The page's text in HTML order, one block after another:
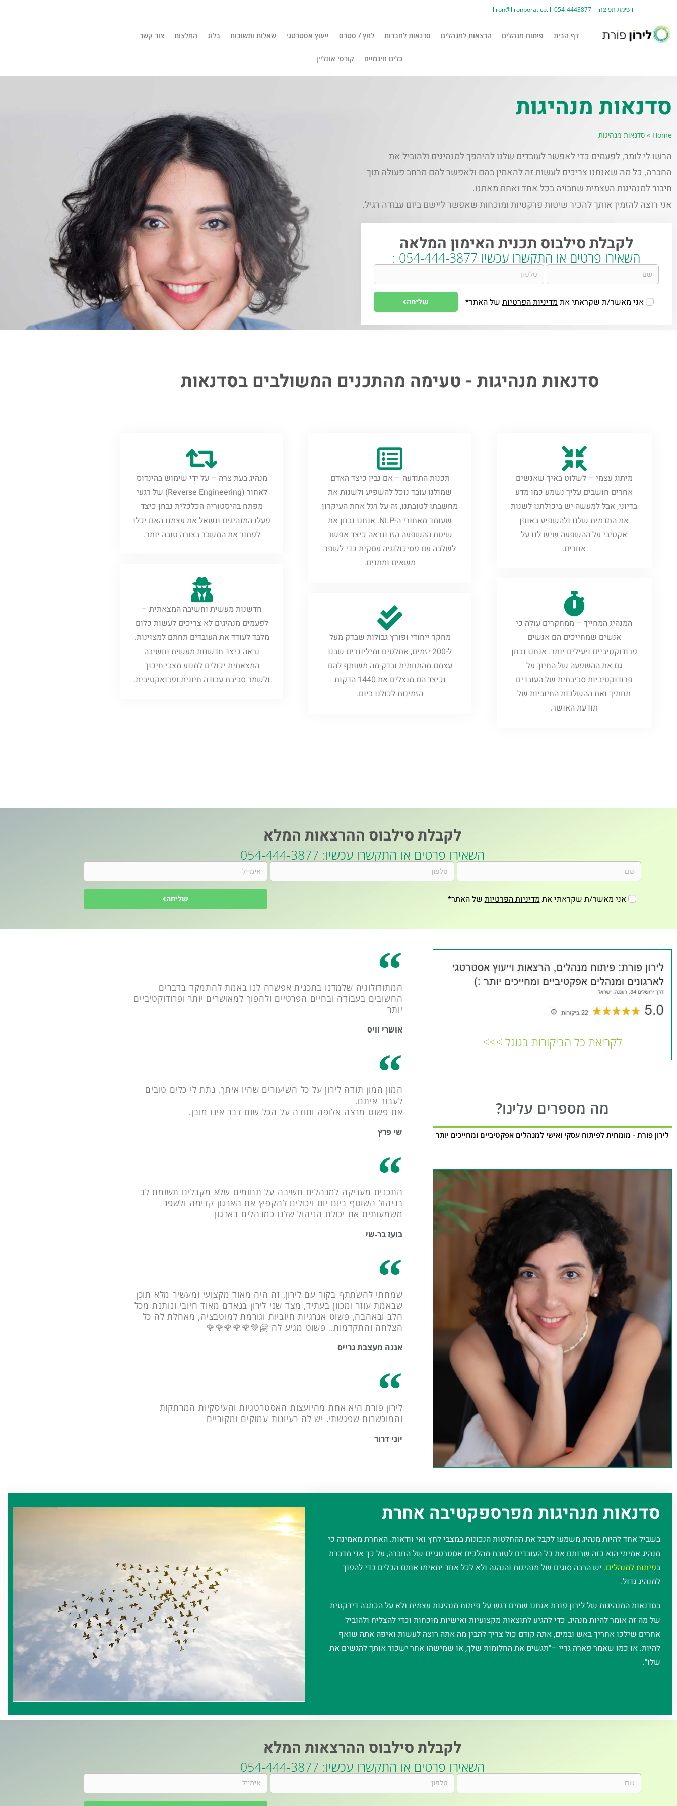
רשימת תפוצה 054-4443877
liron@lironporat.co.il​
דף הבית פיתוח מנהלים הרצאות למנהלים סדנאות לחברות לחץ / סטרס ייעוץ אסטרטגי שאלות ותשובות בלוג המלצות צור קשר
כלים חינמיים קורסי אונליין
סדנאות מנהיגות
Home
» סדנאות מנהיגות
הרשו לי לומר, לפעמים כדי לאפשר לעובדים שלנו להיהפך למנהיגים ולהוביל את
החברה, כל מה שאנחנו צריכים לעשות זה להאמין בהם ולאפשר להם מרחב פעולה תוך
חיבור למנהיגות העצמית שחבויה בכל אחד ואחת מאתנו.
אני רוצה להזמין אותך להכיר שיטות פרקטיות ומוכחות שאפשר ליישם ביום עבודה רגיל.
לקבלת סילבוס תכנית האימון המלאה
השאירו פרטים או התקשרו עכשיו 054-444-3877 :
אני מאשר/ת שקראתי את מדיניות הפרטיות של האתר* שליחה
סדנאות מנהיגות - טעימה מהתכנים המשולבים בסדנאות
מיתוג עצמי – לשלוט באיך שאנשים
אחרים חושבים עליך נשמע כמו מדע
בדיוני, אבל למעשה יש ביכולתנו לשנות
את התדמית שלנו ולהשפיע באופן
אקטיבי על ההשפעה שיש לנו על
אחרים.
המנהיג המחייך – ממחקרים עולה כי
אנשים שמחייכים הם אנשים
פרודוקטיביים ויעילים יותר. אנחנו נבחן
גם את ההשפעה של החיוך על
פרודוקטיביות סביבתית של העובדים
תחתיך ואת ההשלכות החיוביות של
תודעת האושר.
תכנות התודעה – אם נבין כיצד האדם
שמולנו עובד נוכל להשפיע ולשנות את
מחשבתו לטובתנו, זה על רגל אחת העיקרון
שעומד מאחורי ה-NLP. אנחנו נבחן את
שיטת ההשפעה הזו ונראה כיצד אפשר
לשלבה עם פסיכולוגיה עסקית כדי לשפר
משאים ומתנים.
מחקר ייחודי ופורץ גבולות שבדק מעל
ל-200 יזמים, אתלטים ומיליונרים שבנו
עצמם מהתחתית ובדק מה משותף להם
וכיצד הם מנצלים את 1440 הדקות
הזמינות לכולנו ביום.
מנהיג בעת צרה – על ידי שימוש בהינדוס
לאחור (Reverse Engineering) של רגעי
מפתח בהיסטוריה הכלכלית נבחן כיצד
פעלו המנהיגים ונשאל את עצמנו האם יכלו
לפתור את המשבר בצורה טובה יותר.
חדשנות מעשית וחשיבה המצאתית –
לפעמים מנהיגים לא צריכים לעשות כלום
מלבד לעודד את העובדים תחתם למצוינות.
נראה כיצד חדשנות מעשית וחשיבה
המצאתית יכולים למנוע מצבי חיכוך
ולשמר סביבת עבודה חיונית ופרואקטיבית.
לקבלת סילבוס ההרצאות המלא
השאירו פרטים או התקשרו עכשיו: 054-444-3877
אני מאשר/ת שקראתי את מדיניות הפרטיות של האתר* שליחה
לקריאת כל הביקורות בגוגל >>>
מה מספרים עלינו?
לירון פורת - מומחית לפיתוח עסקי ואישי למנהלים אפקטיביים ומחייכים יותר
המתודולוגיה שלמדנו בתכנית אפשרה לנו באמת להתמקד בדברים
החשובים בעבודה ובחיים הפרטיים ולהפוך למאושרים יותר ופרודוקטיביים
יותר
אושרי וויס
המון המון תודה לירון על כל השיעורים שהיו איתך. נתת לי כלים טובים
לעבוד איתם.
את פשוט מרצה אלופה ותודה על הכל שום דבר אינו מובן.
שי פרץ
התכנית מעניקה למנהלים חשיבה על תחומים שלא מקבלים תשומת לב
בניהול השוטף ביום יום ויכולים להקפיץ את הארגון קדימה ולשפר
משמעותית את יכולת הניהול שלנו כמנהלים בארגון
בועז בר-שי
שמחתי להשתתף בקור עם לירון, זה היה מאוד מקצועי ומעשיר מלא תוכן
שבאמת עוזר ומכוון בעתיד, מצד שני לירון בנאדם מאוד חיובי ונותנת מכל
הלב ובאהבה, פשוט אנרגיות חיוביות וגורמת למוטבציה, מאחלת לה כל
הצלחה והתקדמות.. פשוט מגיע לה 🤗💚🌹🌹🌹🌹🌹
אננה מעצבת גרייס
לירון פורת היא אחת מהיועצות האסטרטגיות והעיסקיות המרתקות
והמוכשרות שפגשתי. יש לה רעיונות עמוקים ומקוריים
יוני דרור
סדנאות מנהיגות מפרספקטיבה אחרת
בשביל אחד להיות מנהיג משמעו לקבל את ההחלטות הנכונות במצבי לחץ ואי וודאות. האחרת מאמינה כי
מנהיג אמיתי הוא כזה שרותם את כל העובדים לטובת מהלכים אסטרטגיים של החברה, על כך אני מדברת
בפיתוח למנהלים. יש הרבה סוגים של מנהיגות והנהגה ולא לכל אחד יתאימו אותם הכלים כדי להפוך
למנהיג גדול.
בסדנאות המנהיגות של לירון פורת אנחנו שמים דגש על פיתוח מנהיגות עצמית ולא על הכתבה דידקטית
של מה זה אומר להיות מנהיג. כדי להגיע לתוצאות מקצועיות ואישיות מוכחות וכדי להצליח ולהוביל
אחרים שילכו אחריך באש ובמים, אתה קודם כול צריך להבין מה אתה רוצה לעשות ואיפה אתה שואף
להיות. או כמו שאמר פארה גריי –"תגשים את החלומות שלך, או שמישהו אחר ישכור אותך להגשים את
שלו".
לקבלת סילבוס ההרצאות המלא
השאירו פרטים או התקשרו עכשיו: 054-444-3877